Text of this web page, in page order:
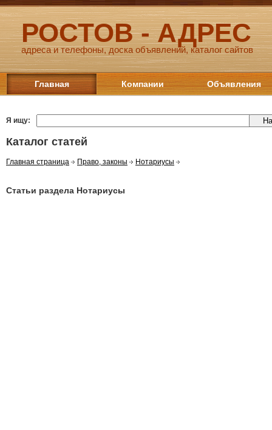
РОСТОВ - АДРЕС
адреса и телефоны, доска объявлений, каталог сайтов
Главная Компании Объявления
Я ищу:
Каталог статей
Главная страница Право, законы Нотариусы
Статьи раздела Нотариусы